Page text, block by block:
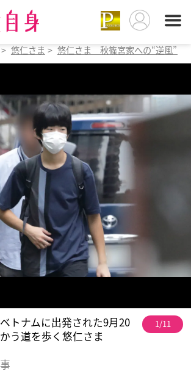
> 悠仁さま > 悠仁さま 秋篠宮家への“逆風”に
トナムに出発された9月20
う道を歩く悠仁さま
1/11